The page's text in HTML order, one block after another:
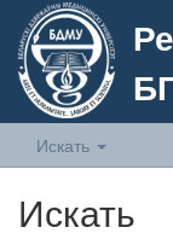
Искать
Искать